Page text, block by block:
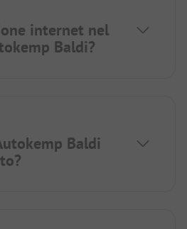
internet nel
Baldi?
Baldi